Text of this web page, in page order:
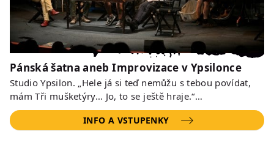
Pánská šatna aneb Improvizace v Ypsilonce
Studio Ypsilon. „Hele já si teď nemůžu s tebou povídat,
mám Tři mušketýry… Jo, to se ještě hraje.“…
INFO A VSTUPENKY